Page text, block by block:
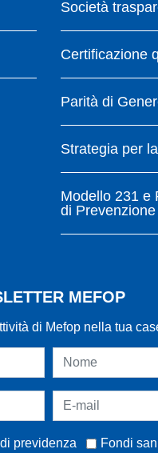
Società
Certificazione
Parità di
Strategia per
Modello 231 e
di
MEFOP
di Mefop nella tua
previdenza Fondi